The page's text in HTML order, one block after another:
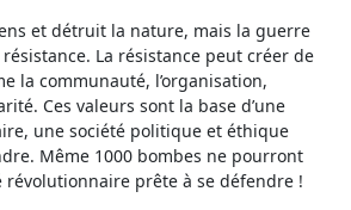
et détruit la nature, mais la guerre
La résistance peut créer de
la communauté, l’organisation,
Ces valeurs sont la base d’une
une société politique et éthique
Même 1000 bombes ne pourront
prête à se défendre !